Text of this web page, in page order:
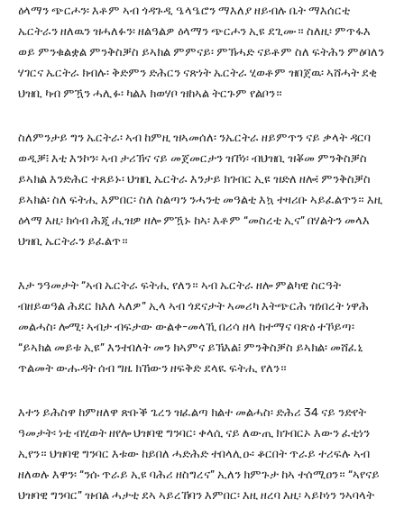
ዕላማን ጭርሖን፡ እቶም ኣብ ጎዳጉዲ ዔላዔሮን ማእለያ ዘይብሉ ቤት ማእሰርቲ
ኤርትራን ዘለዉን ዝሓለፉን፡ ዘልዓልዎ ዕላማን ጭርሖን ኢዩ ደጊሙ። ስለዚ፡ ምጥፋእ
ወይ ምንቁልቋል ምንቅስቓስ ይኣክል ምምናይ፡ ምኽሓድ ናይቶም ስለ ፍትሕን ምዕባለን
ሃገርና ኤርትራ ክብሉ፡ ቅድምን ድሕርን ናጽነት ኤርትራ ሂወቶም ዝበጀዉ፡ ኣሸሓት ደቂ
ህዝቢ ካብ ምዃን ሓሊፉ፡ ካልእ ክወሃቦ ዝከኣል ትርጉም የልቦን።
ስለምንታይ ግን ኤርትራ፡ ኣብ ከምዚ ዝኣመሰለ፡ ንኤርትራ ዘይምጥን ናይ ቃላት ዳርባ
ወዲቓ፧ እቲ እንኮን፡ ኣብ ታሪኽና ናይ መጀመርታን ዝኾነ፡ ብህዝቢ ዝቖመ ምንቅስቓስ
ይኣክል እንድሕር ተጸይኑ፡ ህዝቢ ኤርትራ እንታይ ክገብር ኢዩ ዝድለ ዘሎ፧ ምንቅስቓስ
ይኣክል፡ ስለ ፍትሒ እምበር፡ ስለ ስልጣን ንሓንቲ መዓልቲ እኳ ተዛሪቡ ኣይፈልጥን። እዚ
ዕላማ እዚ፡ ክሳብ ሕጂ ሒዝዎ ዘሎ ምዃኑ ከኣ፡ እቶም “መስረቲ ኢና” በሃልትን መላእ
ህዝቢ ኤርትራን ይፈልጥ።
እታ ንዓመታት “ኣብ ኤርትራ ፍትሒ የለን። ኣብ ኤርትራ ዘሎ ምልካዊ ስርዓት
ብዘይወዓል ሕደር ክእለ ኣለዎ” ኢላ ኣብ ጎደናታት ኣመሪካ እትጭርሕ ዝነበረት ነዋሕ
መልሓስ፡ ሎሚ፡ ኣብታ ብፍታው ውልቀ-መላኺ በሪሳ ዘላ ከተማና ባጽዕ ተኾይጣ፡
“ይኣክል መይቱ ኢዩ” እንተበለት መን ክኣምና ይኽእል፧ ምንቅስቓስ ይኣክል፡ መሸፈኒ
ጥልመት ውሑዳት ሰብ ግዜ ክኸውን ዘፍቅድ ደላዪ ፍትሒ የለን።
እተን ይሕስዋ ከምዘለዋ ጽቡቕ ጌረን ዝፈልጣ ክልተ መልሓስ፡ ድሕሪ 34 ናይ ንድየት
ዓመታት፡ ነቲ ብሂወት ዘየሎ ህዝባዊ ግንባር፡ ቀላሲ ናይ ለውጢ ክገብርኦ እውን ፈቲነን
ኢየን። ህዝባዊ ግንባር እቱው ከይበለ ሓድሕድ ተበላሊዑ፡ ቆርበት ጥራይ ተሪፍሉ ኣብ
ዘለወሉ እዋን፡ “ንሱ ጥራይ ኢዩ ባሕሪ ዘስግረና” ኢለን ክምጉታ ከኣ ተሰሚዐን። “ኣየናይ
ህዝባዊ ግንባር” ዝብል ሓታቲ ደኣ ኣይረኸባን እምበር፡ እዚ ዘረባ እዚ፡ ኣይኮነን ንኣባላት